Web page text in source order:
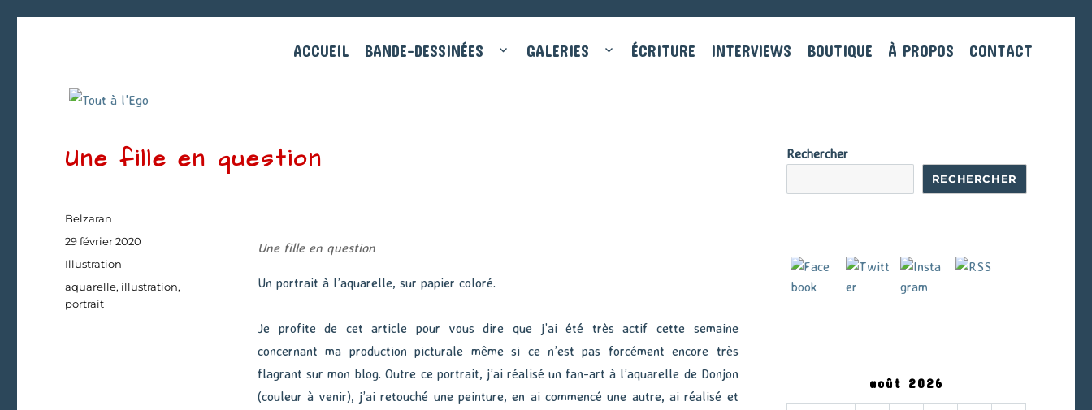
ACCUEIL BANDE-DESSINÉES GALERIES ÉCRITURE INTERVIEWS BOUTIQUE À PROPOS CONTACT
Une fille en question
Une fille en question
Un portrait à l’aquarelle, sur papier coloré.
Je profite de cet article pour vous dire que j’ai été très actif cette semaine
concernant ma production picturale même si ce n’est pas forcément encore très
flagrant sur mon blog. Outre ce portrait, j’ai réalisé un fan-art à l’aquarelle de Donjon
(couleur à venir), j’ai retouché une peinture, en ai commencé une autre, ai réalisé et
Auteur
Belzaran
Publié
le
29 février 2020
Catégories
Illustration
Étiquettes
aquarelle, illustration,
portrait
Rechercher
RECHERCHER
août 2026